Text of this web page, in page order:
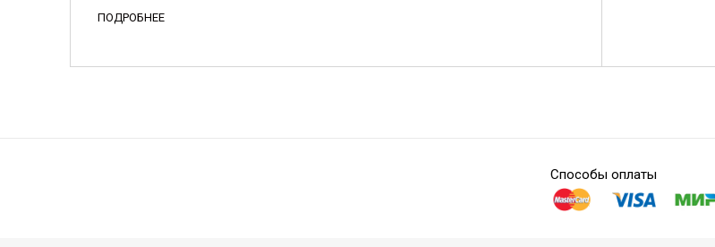
ПОДРОБНЕЕ
Способы оплаты